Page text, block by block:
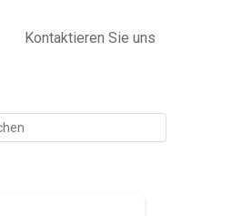
Kontaktieren Sie uns